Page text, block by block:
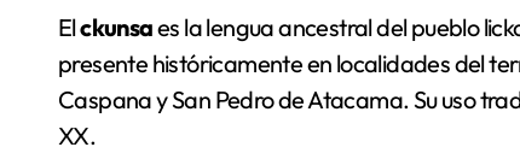
Elckunsaes la lengua ancestral del pueblo
presente históricamente en localidades del
Caspana y San Pedro de Atacama. Su uso
XX.